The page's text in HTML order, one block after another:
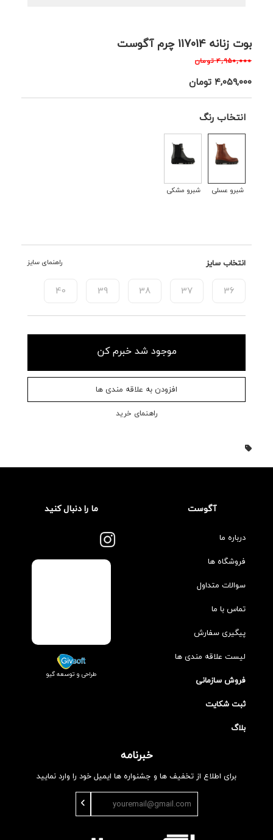
بوت زنانه 117014 چرم آگوست
۴,۹۵۰,۰۰۰ تومان
۴,۰۵۹,۰۰۰تومان
انتخاب رنگ
شبرو عسلی شبرو مشکی
انتخاب سایز راهنمای سایز
36
37
38
39
40
موجود شد خبرم کن
افزودن به علاقه مندی ها
راهنمای خرید
آگوست
درباره ما
فروشگاه ها
سوالات متداول
تماس با ما
پیگیری سفارش
لیست علاقه مندی ها
فروش سازمانی
ثبت شکایت
بلاگ
ما را دنبال کنید
طراحی و توسعه گیو
خبرنامه
برای اطلاع از تخفیف ها و جشنواره ها ایمیل خود را وارد نمایید